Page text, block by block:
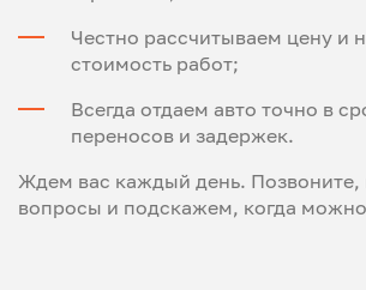
Честно рассчитываем цену и
стоимость работ;
Всегда отдаем авто точно в
переносов и задержек.
Ждем вас каждый день. Позвоните,
вопросы и подскажем, когда